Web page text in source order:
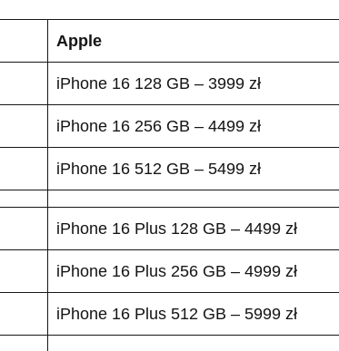
Apple
iPhone 16 128 GB – 3999 zł
iPhone 16 256 GB – 4499 zł
iPhone 16 512 GB – 5499 zł
iPhone 16 Plus 128 GB – 4499 zł
iPhone 16 Plus 256 GB – 4999 zł
iPhone 16 Plus 512 GB – 5999 zł